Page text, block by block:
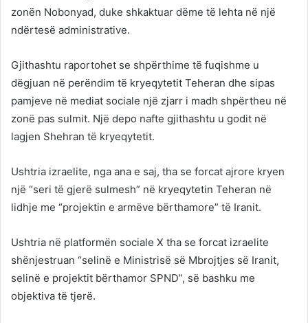
zonën Nobonyad, duke shkaktuar dëme të lehta në një
ndërtesë administrative.
Gjithashtu raportohet se shpërthime të fuqishme u
dëgjuan në perëndim të kryeqytetit Teheran dhe sipas
pamjeve në mediat sociale një zjarr i madh shpërtheu në
zonë pas sulmit. Një depo nafte gjithashtu u godit në
lagjen Shehran të kryeqytetit​​​​​​​.
Ushtria izraelite, nga ana e saj, tha se forcat ajrore kryen
një “seri të gjerë sulmesh” në kryeqytetin Teheran në
lidhje me “projektin e armëve bërthamore” të Iranit.
Ushtria në platformën sociale X tha se forcat izraelite
shënjestruan “selinë e Ministrisë së Mbrojtjes së Iranit,
selinë e projektit bërthamor SPND”, së bashku me
objektiva të tjerë.